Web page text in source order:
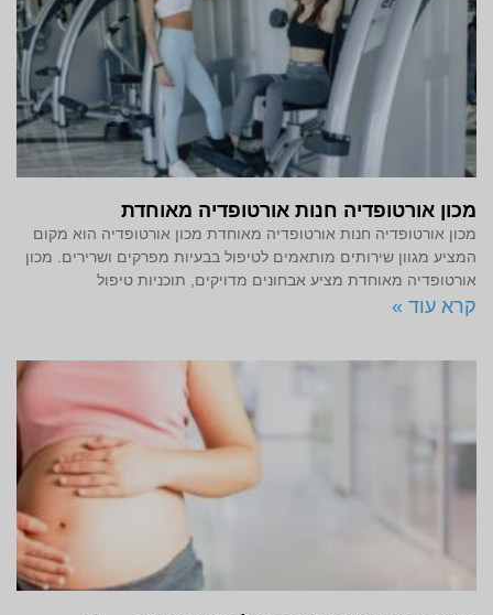
מכון אורטופדיה חנות אורטופדיה מאוחדת
מכון אורטופדיה חנות אורטופדיה מאוחדת מכון אורטופדיה הוא מקום
המציע מגוון שירותים מותאמים לטיפול בבעיות מפרקים ושרירים. מכון
אורטופדיה מאוחדת מציע אבחונים מדויקים, תוכניות טיפול
קרא עוד »